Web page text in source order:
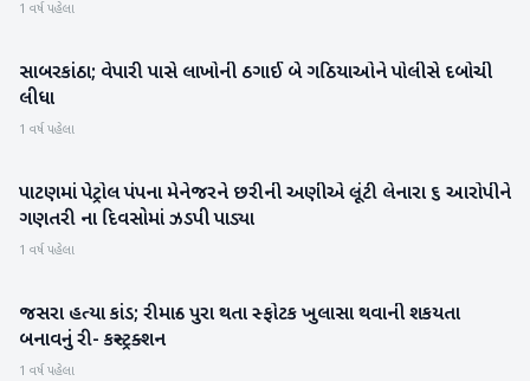
1 વર્ષ પહેલા
સાબરકાંઠા
સાબરકાંઠા; વેપારી પાસે લાખોની ઠગાઈ બે ગઠિયાઓને પોલીસે દબોચી
લીધા
1 વર્ષ પહેલા
પાટણ
પાટણમાં પેટ્રોલ પંપના મેનેજરને છરીની અણીએ લૂંટી લેનારા ૬ આરોપીને
ગણતરી ના દિવસોમાં ઝડપી પાડ્યા
1 વર્ષ પહેલા
બનાસકાંઠા
જસરા હત્યા કાંડ; રીમાન્ડ પુરા થતા સ્ફોટક ખુલાસા થવાની શકયતા
બનાવનું રી- કન્સ્ટ્રક્શન
1 વર્ષ પહેલા